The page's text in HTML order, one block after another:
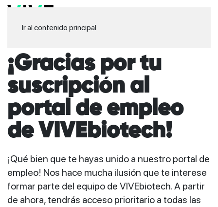
Ir al contenido principal
¡Gracias por tu
suscripción al
portal de empleo
de VIVEbiotech!
¡Qué bien que te hayas unido a nuestro portal de
empleo! Nos hace mucha ilusión que te interese
formar parte del equipo de VIVEbiotech. A partir
de ahora, tendrás acceso prioritario a todas las